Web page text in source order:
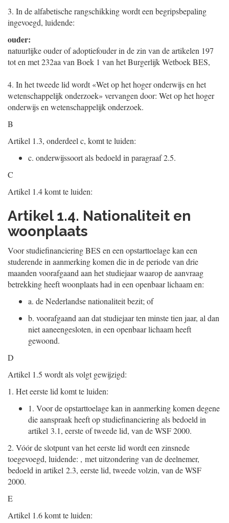
3. In de alfabetische rangschikking wordt een begripsbepaling
ingevoegd, luidende:
ouder:
natuurlijke ouder of adoptiefouder in de zin van de artikelen 197
tot en met 232aa van Boek 1 van het Burgerlijk Wetboek BES,
4. In het tweede lid wordt «Wet op het hoger onderwijs en het
wetenschappelijk onderzoek» vervangen door: Wet op het hoger
onderwijs en wetenschappelijk onderzoek.
B
Artikel 1.3, onderdeel c, komt te luiden:
c. onderwijssoort als bedoeld in paragraaf 2.5.
C
Artikel 1.4 komt te luiden:
Artikel 1.4. Nationaliteit en
woonplaats
Voor studiefinanciering BES en een opstarttoelage kan een
studerende in aanmerking komen die in de periode van drie
maanden voorafgaand aan het studiejaar waarop de aanvraag
betrekking heeft woonplaats had in een openbaar lichaam en:
a. de Nederlandse nationaliteit bezit; of
b. voorafgaand aan dat studiejaar ten minste tien jaar, al dan
niet aaneengesloten, in een openbaar lichaam heeft
gewoond.
D
Artikel 1.5 wordt als volgt gewijzigd:
1. Het eerste lid komt te luiden:
1. Voor de opstarttoelage kan in aanmerking komen degene
die aanspraak heeft op studiefinanciering als bedoeld in
artikel 3.1, eerste of tweede lid, van de WSF 2000.
2. Vóór de slotpunt van het eerste lid wordt een zinsnede
toegevoegd, luidende: , met uitzondering van de deelnemer,
bedoeld in artikel 2.3, eerste lid, tweede volzin, van de WSF
2000.
E
Artikel 1.6 komt te luiden: